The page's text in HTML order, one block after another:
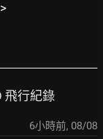
飛行紀錄
6小時前, 08/08